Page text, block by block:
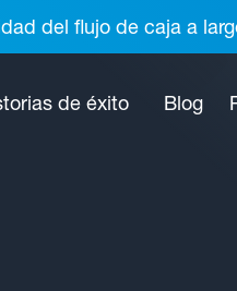
del flujo de caja a
de éxito Blog